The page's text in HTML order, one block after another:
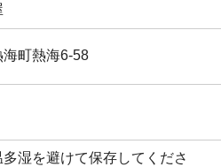
町熱海6-58
湿を避けて保存してくださ